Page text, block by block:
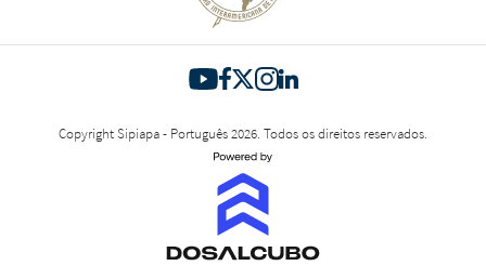
Copyright Sipiapa - Português 2026. Todos os direitos reservados.